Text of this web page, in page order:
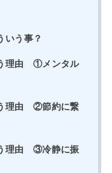
いう事？
理由 ①メンタル
理由 ②節約に繋
理由 ③冷静に振